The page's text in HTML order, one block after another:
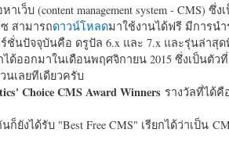
ว็บ (content management system - CMS) ซึ่ง
สามารถดาวน์โหลดมาใช้งานได้ฟรี มีการน
ชั่นปัจจุบันคือ ดรูปัล 6.x และ 7.x และรุ่นล่าสุด
ได้ออกมาในเดือนพฤศจิกายน 2015 ซึ่งเป็นตั
นเลยทีเดียวครับ
Choice CMS Award Winners รางวัลที่ได้คื
ก็ยังได้รับ "Best Free CMS" เรียกได้ว่าเป็น